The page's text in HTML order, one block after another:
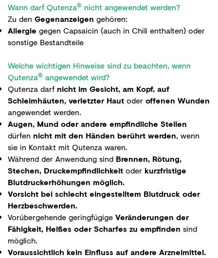
Wann darf Qutenza® nicht angewendet werden?
Zu den Gegenanzeigen gehören:
Allergie gegen Capsaicin (auch in Chili enthalten) oder
sonstige Bestandteile
Welche wichtigen Hinweise sind zu beachten, wenn
Qutenza® angewendet wird?
Qutenza darf nicht im Gesicht, am Kopf, auf
Schleimhäuten, verletzter Haut oder offenen Wunden
angewendet werden.
Augen, Mund oder andere empfindliche Stellen
dürfen nicht mit den Händen berührt werden, wenn
sie in Kontakt mit Qutenza waren.
Während der Anwendung sind Brennen, Rötung,
Stechen, Druckempfindlichkeit oder kurzfristige
Blutdruckerhöhungen möglich.
Vorsicht bei schlecht eingestelltem Blutdruck oder
Herzbeschwerden.
Vorübergehende geringfügige Veränderungen der
Fähigkeit, Heißes oder Scharfes zu empfinden sind
möglich.
Voraussichtlich kein Einfluss auf andere Arzneimittel.